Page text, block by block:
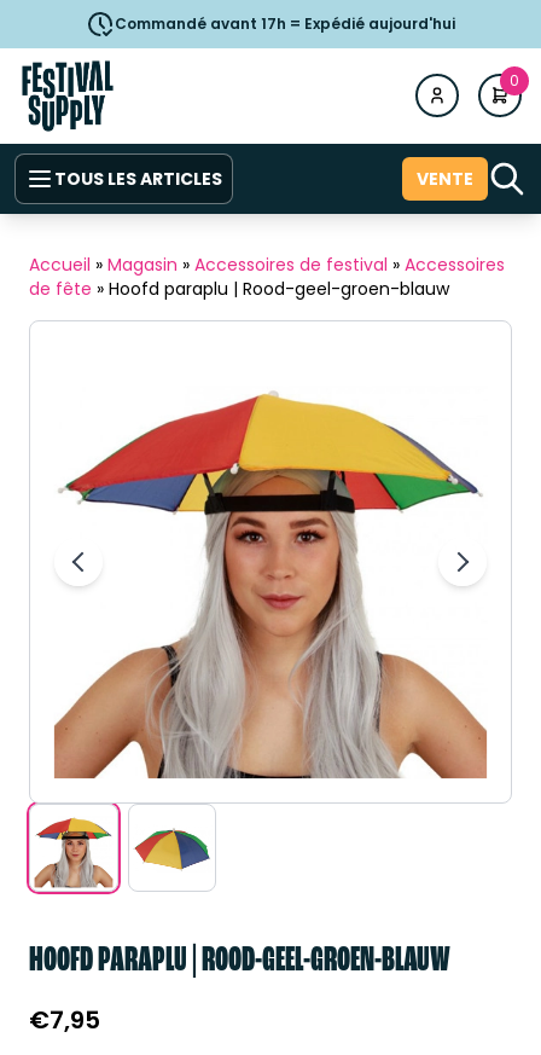
Commandé avant 17h = Expédié aujourd'hui
0
TOUS LES ARTICLES VENTE
Accueil » Magasin » Accessoires de festival » Accessoires
de fête » Hoofd paraplu | Rood-geel-groen-blauw
HOOFD PARAPLU | ROOD-GEEL-GROEN-BLAUW
€7,95